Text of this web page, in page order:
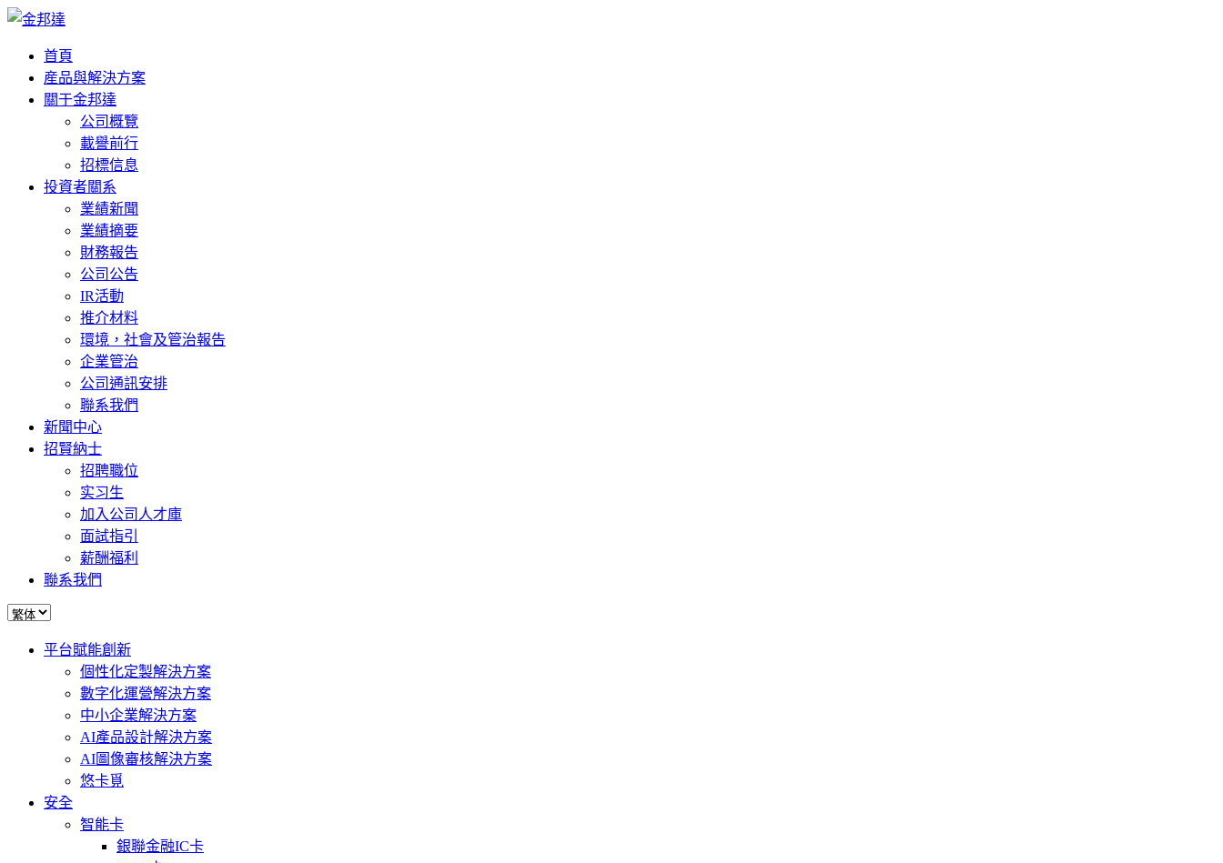
首頁
産品與解決方案
關于金邦達
公司概覽
載譽前行
招標信息
投資者關系
業績新聞
業績摘要
財務報告
公司公告
IR活動
推介材料
環境，社會及管治報告
企業管治
公司通訊安排
聯系我們
新聞中心
招賢納士
招聘職位
实习生
加入公司人才庫
面試指引
薪酬福利
聯系我們
平台賦能創新
個性化定製解決方案
數字化運營解決方案
中小企業解決方案
AI產品設計解決方案
AI圖像審核解決方案
悠卡覓
安全
智能卡
銀聯金融IC卡